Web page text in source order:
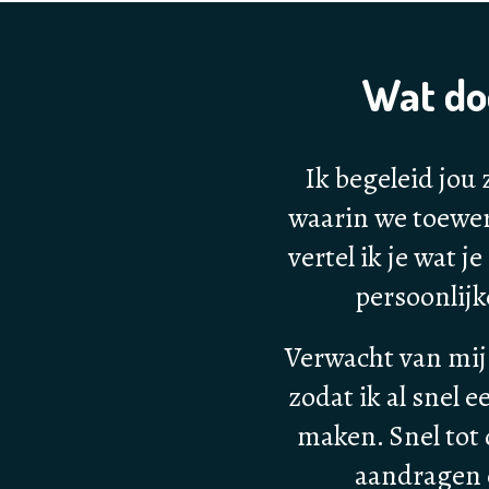
Wat
Ik begeleid jou
waarin we
vertel ik je wat
Verwacht van
zodat ik al snel
maken. Snel